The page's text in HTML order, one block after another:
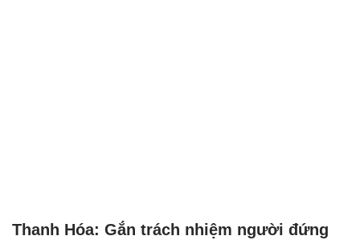
Thanh Hóa: Gắn trách nhiệm người đứng